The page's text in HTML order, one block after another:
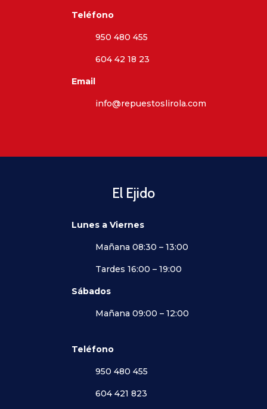
Teléfono
950 480 455
604 42 18 23
Email
info@repuestoslirola.com
El Ejido
Lunes a Viernes
Mañana 08:30 – 13:00
Tardes 16:00 – 19:00
Sábados
Mañana 09:00 – 12:00
Teléfono
950 480 455
604 421 823